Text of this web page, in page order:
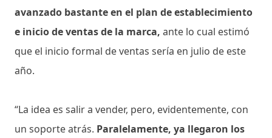
avanzado bastante en el plan de establecimiento
e inicio de ventas de la marca, ante lo cual estimó
que el inicio formal de ventas sería en julio de este
año.
“La idea es salir a vender, pero, evidentemente, con
un soporte atrás. Paralelamente, ya llegaron los